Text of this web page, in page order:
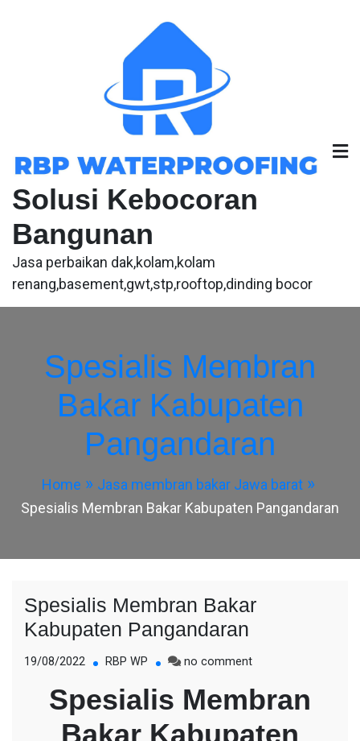
Solusi Kebocoran
Bangunan
Jasa perbaikan dak,kolam,kolam
renang,basement,gwt,stp,rooftop,dinding bocor
Spesialis Membran
Bakar Kabupaten
Pangandaran
Home
Jasa membran bakar Jawa barat
Spesialis Membran Bakar Kabupaten Pangandaran
Spesialis Membran Bakar
Kabupaten Pangandaran
19/08/2022 RBP WP no commenton
Membran
Bakar
Kabupaten
Spesialis Membran
Bakar Kabupaten